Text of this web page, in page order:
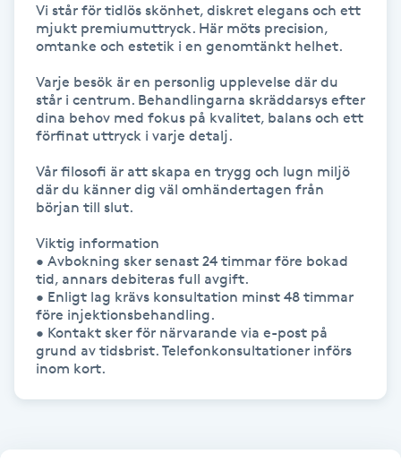
Hårvård
Hälsa
Hälsprickor
Idrottsmassage
IPL hårborttagning
IR-massage
Vi står för tidlös skönhet, diskret elegans och ett
mjukt premiumuttryck. Här möts precision,
omtanke och estetik i en genomtänkt helhet.
Varje besök är en personlig upplevelse där du
står i centrum. Behandlingarna skräddarsys efter
dina behov med fokus på kvalitet, balans och ett
förfinat uttryck i varje detalj.
Vår filosofi är att skapa en trygg och lugn miljö
där du känner dig väl omhändertagen från
början till slut.
Viktig information
• Avbokning sker senast 24 timmar före bokad
tid, annars debiteras full avgift.
• Enligt lag krävs konsultation minst 48 timmar
före injektionsbehandling.
• Kontakt sker för närvarande via e-post på
grund av tidsbrist. Telefonkonsultationer införs
inom kort.